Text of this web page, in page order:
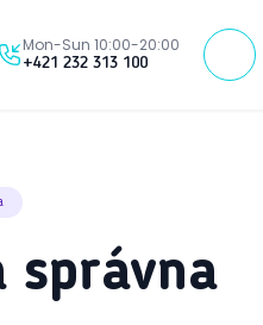
Mon-Sun 10:00-20:00
+421 232 313 100
správna